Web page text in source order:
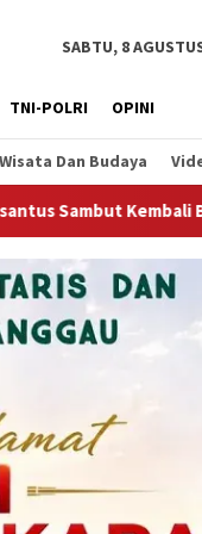
SABTU, 8
TNI-POLRI OPINI
Wisata Dan Budaya
Ekspor Alumina,